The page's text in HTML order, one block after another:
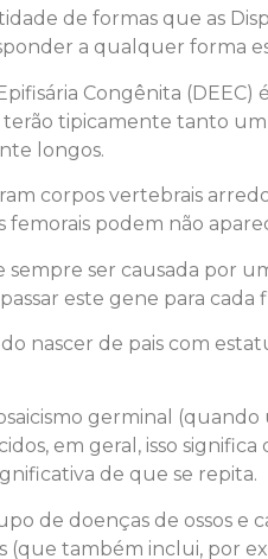
de formas que as
a qualquer forma
Congênita
terão tipicamente tanto
longos.
corpos vertebrais
femorais podem não
sempre ser causada por
este gene para cada
nascer de pais com
germinal
em geral, isso
de que se repita.
de doenças de ossos e
também inclui, por